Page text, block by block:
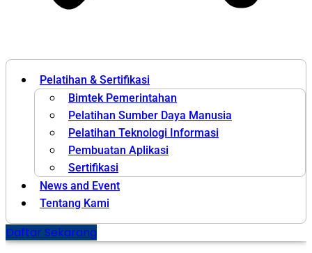
Pelatihan & Sertifikasi
Bimtek Pemerintahan
Pelatihan Sumber Daya Manusia
Pelatihan Teknologi Informasi
Pembuatan Aplikasi
Sertifikasi
News and Event
Tentang Kami
Daftar Sekarang